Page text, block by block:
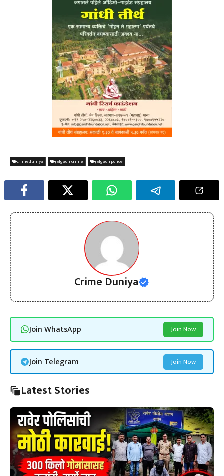
crimeduniya jalgaon crime jalgaon police
Crime Duniya
Join WhatsApp Join Now
Join Telegram Join Now
Latest Stories